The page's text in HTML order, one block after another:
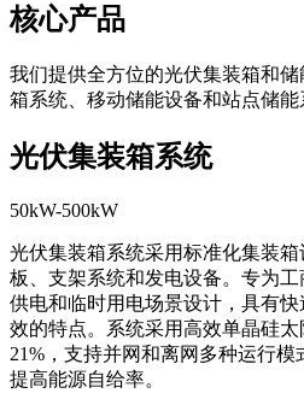
核心产品
我们提供全方位的光伏集装箱和
箱系统、移动储能设备和站点储能
光伏集装箱系统
50kW-500kW
光伏集装箱系统采用标准化集装
板、支架系统和发电设备。专为
供电和临时用电场景设计，具有
效的特点。系统采用高效单晶硅
21%，支持并网和离网多种运行模
提高能源自给率。